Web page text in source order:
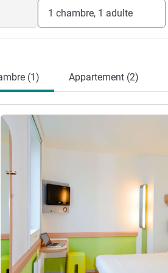
1 chambre, 1 adulte
(1) Appartement (2)
Voir les détails